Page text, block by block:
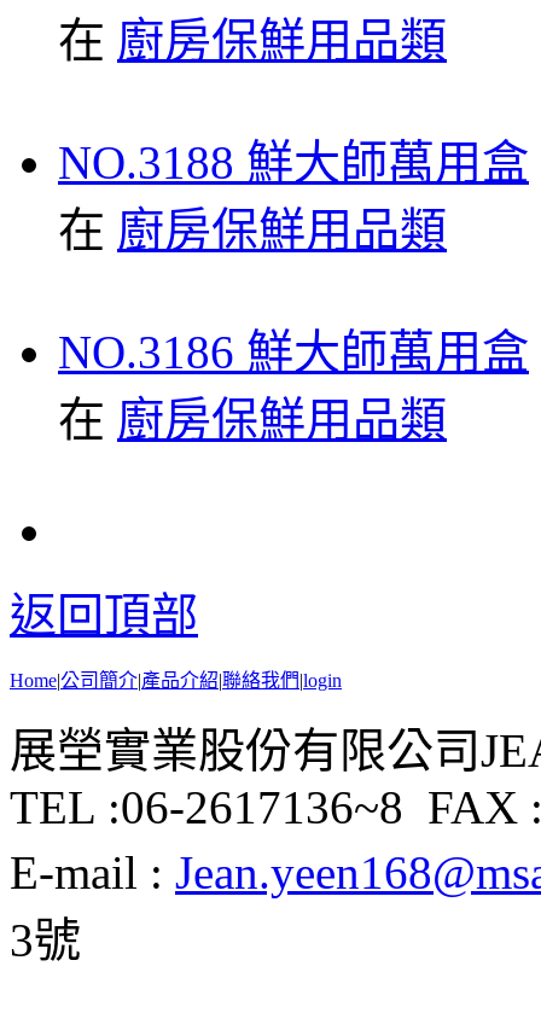
在 廚房保鮮用品類
NO.3188 鮮大師萬用盒
在 廚房保鮮用品類
NO.3186 鮮大師萬用盒
在 廚房保鮮用品類
返回頂部
Home|公司簡介|產品介紹|聯絡我們|login
展塋實業股份有限公司
TEL :06-2617136~8 FAX
E-mail :
3號